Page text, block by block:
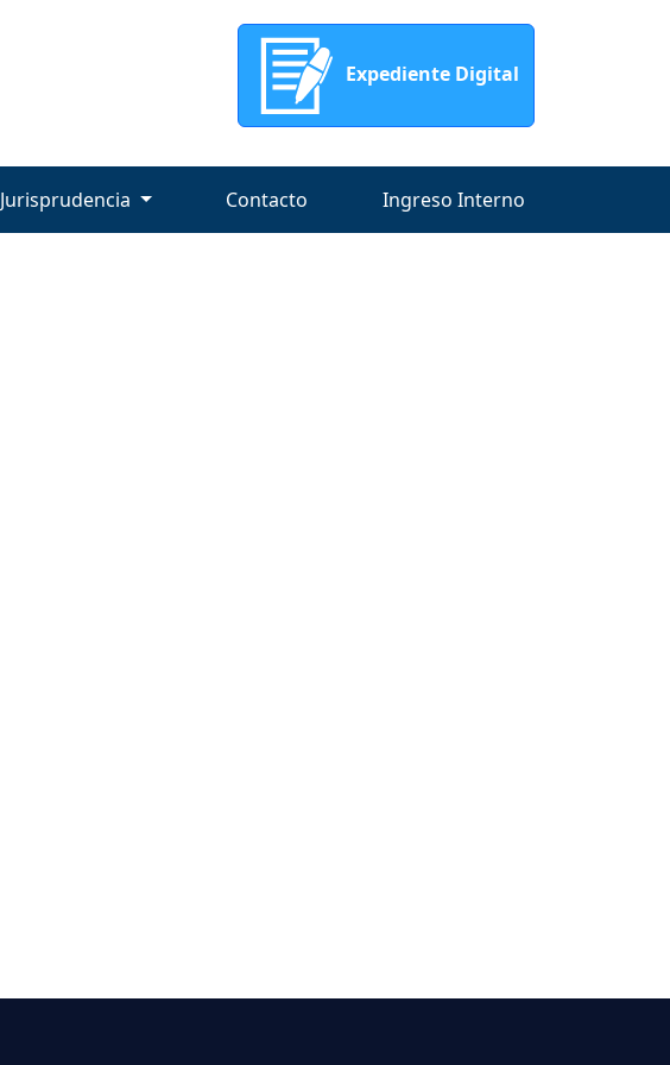
Expediente Digital
Jurisprudencia Contacto Ingreso Interno